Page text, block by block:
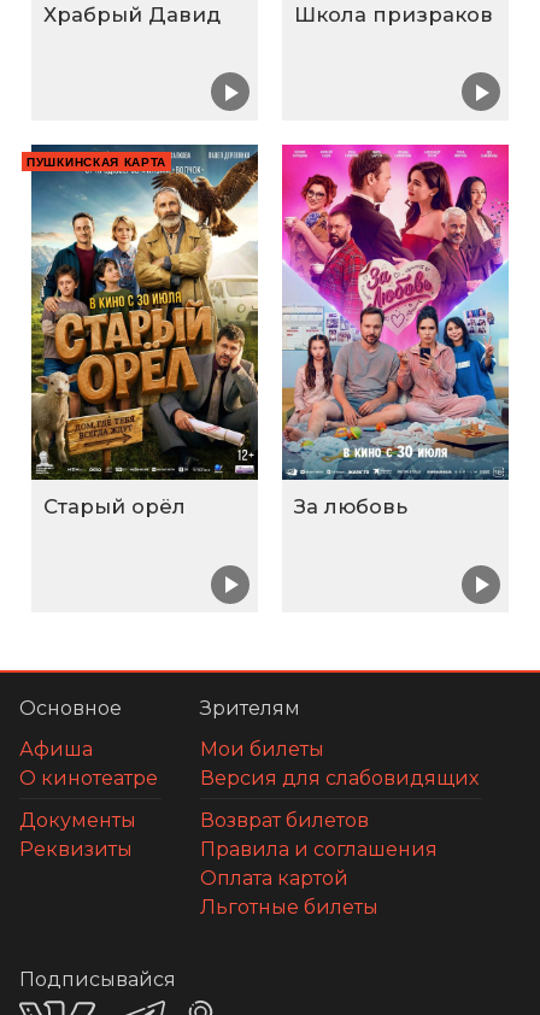
Храбрый Давид Школа призраков
ПУШКИНСКАЯ КАРТА
Старый орёл За любовь
Основное
Афиша
О кинотеатре
Документы
Реквизиты
Зрителям
Мои билеты
Версия для слабовидящих
Возврат билетов
Правила и соглашения
Оплата картой
Льготные билеты
Подписывайся